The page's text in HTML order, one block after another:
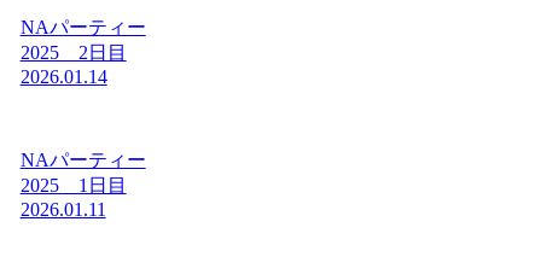
NAパーティー
2025 2日目
2026.01.14
NAパーティー
2025 1日目
2026.01.11